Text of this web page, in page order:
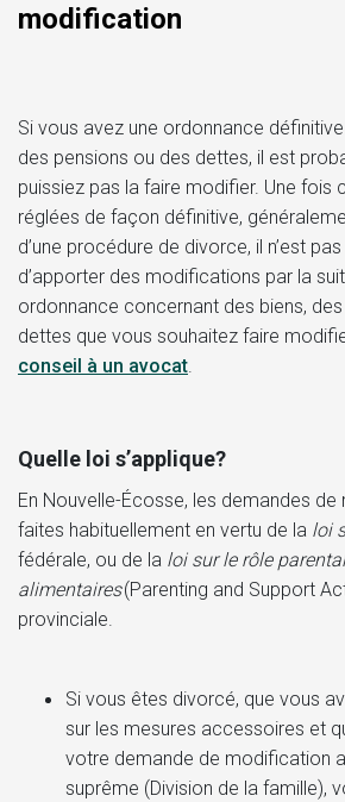
modification
Si vous avez une ordonnance
des pensions ou des dettes, il est
puissiez pas la faire modifier. Une fois
réglées de façon définitive,
d’une procédure de divorce, il n’est
d’apporter des modifications par la
ordonnance concernant des biens,
dettes que vous souhaitez faire
conseil à un avocat
Quelle loi s’applique?
En Nouvelle-Écosse, les demandes
faites habituellement en vertu de la loi
fédérale, ou de la loi sur le rôle
alimentaires(Parenting and Support
provinciale.
Si vous êtes divorcé, que vous
sur les mesures accessoires et
votre demande de modification
suprême (Division de la famille),